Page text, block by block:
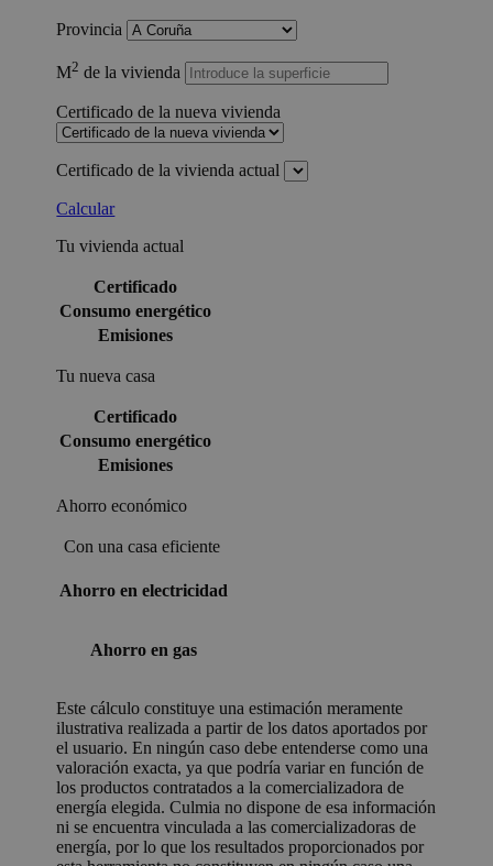
Provincia
M2 de la vivienda
Certificado de la nueva vivienda
Certificado de la vivienda actual
Calcular
Tu vivienda actual
Certificado
Consumo energético
Emisiones
Tu nueva casa
Certificado
Consumo energético
Emisiones
Ahorro económico
Con una casa eficiente
Ahorro en electricidad
Ahorro en gas
Este cálculo constituye una estimación meramente
ilustrativa realizada a partir de los datos aportados por
el usuario. En ningún caso debe entenderse como una
valoración exacta, ya que podría variar en función de
los productos contratados a la comercializadora de
energía elegida. Culmia no dispone de esa información
ni se encuentra vinculada a las comercializadoras de
energía, por lo que los resultados proporcionados por